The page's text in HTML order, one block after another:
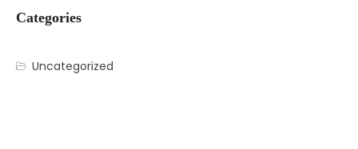
Categories
Uncategorized